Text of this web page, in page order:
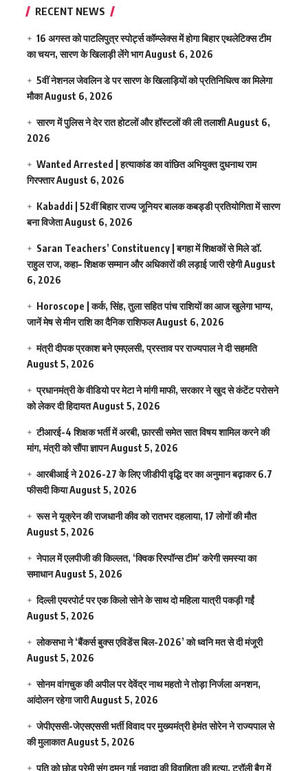
RECENT NEWS
16 अगस्त को पाटलिपुत्र स्पोर्ट्स कॉम्प्लेक्स में होगा बिहार एथलेटिक्स टीम
का चयन, सारण के खिलाड़ी लेंगे भागAugust 6, 2026
5वीं नेशनल जेवलिन डे पर सारण के खिलाड़ियों को प्रतिनिधित्व का मिलेगा
मौकाAugust 6, 2026
सारण में पुलिस ने देर रात होटलों और हॉस्टलों की ली तलाशीAugust 6,
2026
Wanted Arrested | हत्याकांड का वांछित अभियुक्त दुधनाथ राम
गिरफ्तारAugust 6, 2026
Kabaddi | 52वीं बिहार राज्य जूनियर बालक कबड्डी प्रतियोगिता में सारण
बना विजेताAugust 6, 2026
Saran Teachers’ Constituency | बगहा में शिक्षकों से मिले डॉ.
राहुल राज, कहा– शिक्षक सम्मान और अधिकारों की लड़ाई जारी रहेगीAugust
6, 2026
Horoscope | कर्क, सिंह, तुला सहित पांच राशियों का आज खुलेगा भाग्य,
जानें मेष से मीन राशि का दैनिक राशिफलAugust 6, 2026
मंत्री दीपक प्रकाश बने एमएलसी, प्रस्ताव पर राज्यपाल ने दी सहमति
August 5, 2026
प्रधानमंत्री के वीडियो पर मेटा ने मांगी माफी, सरकार ने खुद से कंटेंट परोसने
को लेकर दी हिदायतAugust 5, 2026
टीआरई-4 शिक्षक भर्ती में अरबी, फ़ारसी समेत सात विषय शामिल करने की
मांग, मंत्री को सौंपा ज्ञापनAugust 5, 2026
आरबीआई ने 2026-27 के लिए जीडीपी वृद्धि दर का अनुमान बढ़ाकर 6.7
फीसदी कियाAugust 5, 2026
रूस ने यूक्रेन की राजधानी कीव को रातभर दहलाया, 17 लोगों की मौत
August 5, 2026
नेपाल में एलपीजी की किल्लत, ‘क्विक रिस्पॉन्स टीम’ करेगी समस्या का
समाधानAugust 5, 2026
दिल्ली एयरपोर्ट पर एक किलो सोने के साथ दो महिला यात्री पकड़ी गईं
August 5, 2026
लोकसभा ने ‘बैंकर्स बुक्स एविडेंस बिल-2026’ को ध्वनि मत से दी मंजूरी
August 5, 2026
सोनम वांगचुक की अपील पर देवेंद्र नाथ महतो ने तोड़ा निर्जला अनशन,
आंदोलन रहेगा जारीAugust 5, 2026
जेपीएससी-जेएसएससी भर्ती विवाद पर मुख्यमंत्री हेमंत सोरेन ने राज्यपाल से
की मुलाकातAugust 5, 2026
पति को छोड़ प्रेमी संग दमन गई नवादा की विवाहिता की हत्या, ट्रॉली बैग में